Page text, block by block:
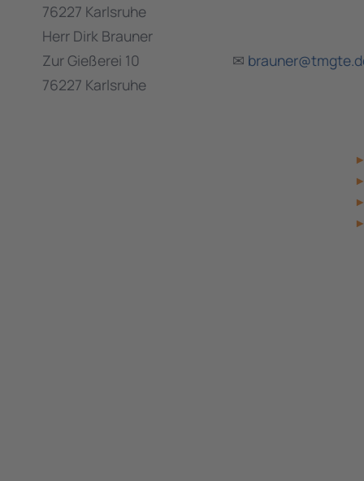
76227 Karlsruhe
Herr Dirk Brauner
Zur Gießerei 10
✉
76227 Karlsruhe